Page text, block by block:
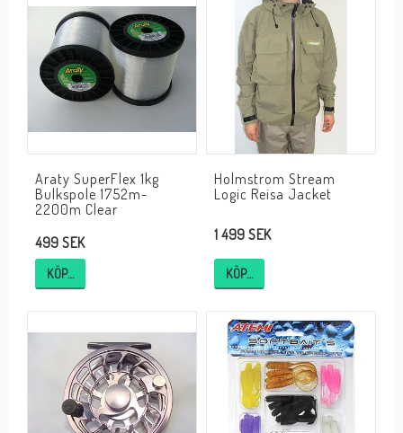
Araty SuperFlex 1kg
Bulkspole 1752m-
2200m Clear
499 SEK
KÖP…
Holmstrom Stream
Logic Reisa Jacket
1 499 SEK
KÖP…